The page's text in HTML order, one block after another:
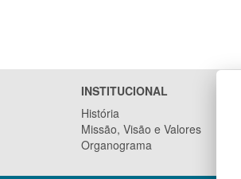
INSTITUCIONAL
História
Missão, Visão e Valores
Organograma